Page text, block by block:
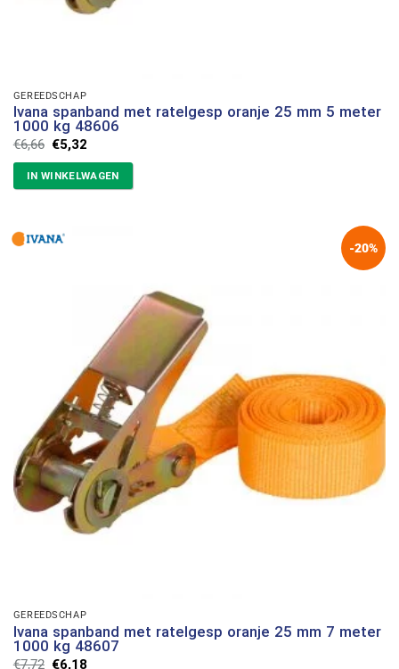
GEREEDSCHAP
Ivana spanband met ratelgesp oranje 25 mm 5 meter
1000 kg 48606
€6,66 Oorspronkelijke
was:
€6,66.
€5,32
is:
€5,32.
IN WINKELWAGEN
-20%
GEREEDSCHAP
Ivana spanband met ratelgesp oranje 25 mm 7 meter
1000 kg 48607
€7,72 Oorspronkelijke
€6,18Huidige